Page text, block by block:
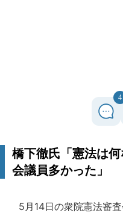
4
橋下徹氏「憲法は
会議員多かった」
5月14日の衆院憲法審